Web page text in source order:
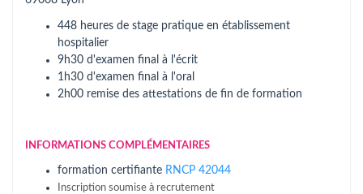
448 heures de stage pratique en établissement
hospitalier
9h30 d'examen final à l'écrit
1h30 d'examen final à l'oral
2h00 remise des attestations de fin de formation
INFORMATIONS COMPLÉMENTAIRES
formation certifiante RNCP 42044
Inscription soumise à recrutement